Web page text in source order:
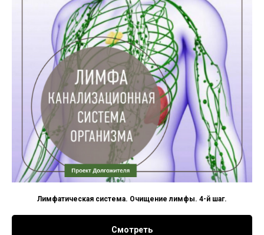
Лимфатическая система. Очищение лимфы. 4-й шаг.
Смотреть